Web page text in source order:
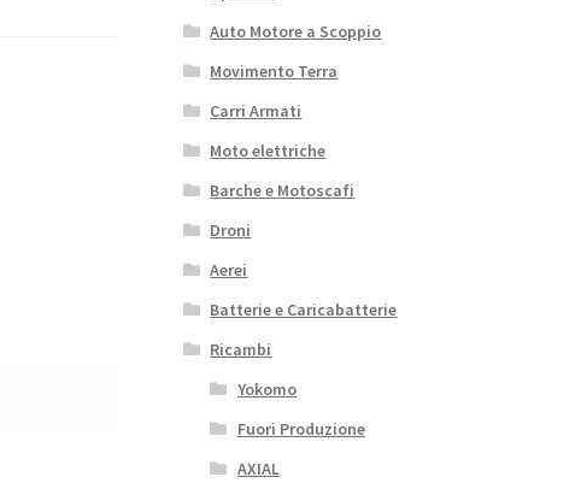
Auto Motore a Scoppio
Movimento Terra
Carri Armati
Moto elettriche
Barche e Motoscafi
Droni
Aerei
Batterie e Caricabatterie
Ricambi
Yokomo
Fuori Produzione
AXIAL